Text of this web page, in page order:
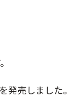
売しました。